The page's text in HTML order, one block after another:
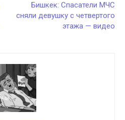
Бишкек: Спасатели МЧС
сняли девушку с четвертого
этажа — видео